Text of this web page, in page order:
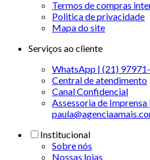
Termos de compras
Politica de privacidade
Mapa do site
Serviços ao cliente
WhatsApp | (21)
Central de atendimento
Canal Confidencial
Assessoria de Imprensa
Institucional
Sobre nós
Nossas lojas